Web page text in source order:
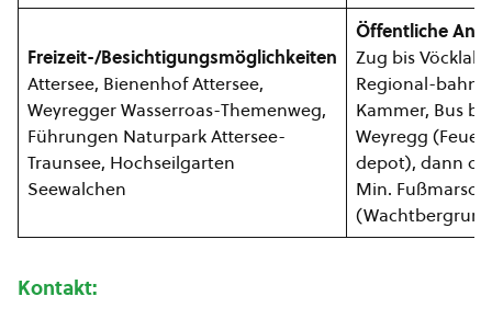
Freizeit-/Besichtigungsmöglichkeiten
Attersee, Bienenhof Attersee,
Weyregger Wasserroas-Themenweg,
Führungen Naturpark Attersee-
Traunsee, Hochseilgarten
Seewalchen
Öffentliche
Zug bis
Regional-bahn
Kammer, Bus bis
Weyregg
depot), dann
Min. Fußmarsch
Kontakt: